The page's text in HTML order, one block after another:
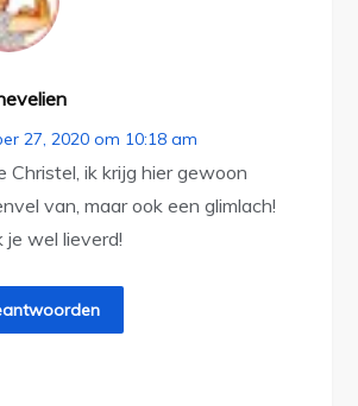
27, 2020 om 10:18 am
Christel, ik krijg hier gewoon
van, maar ook een glimlach!
je wel lieverd!